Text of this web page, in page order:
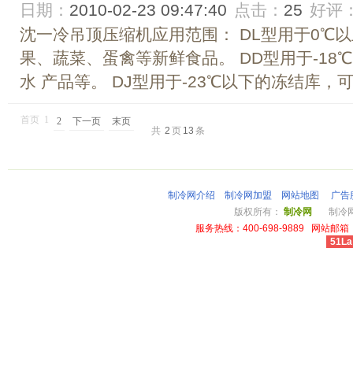
日期： 2010-02-23 09:47:40 点击： 25 好评
沈一冷吊顶压缩机应用范围： DL型用于0℃
果、蔬菜、蛋禽等新鲜食品。 DD型用于-
水 产品等。 DJ型用于-23℃以下的冻结库，
共 2 页 13 条
首页 1 2 下一页 末页
制冷网介绍 制冷网加盟 网站地图
广告
版权所有： 制冷网
制冷网
服务热线：400-698-9889 网站邮
51La